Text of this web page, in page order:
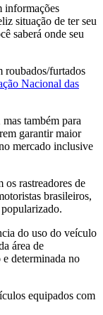
informações
situação de ter seu
saberá onde seu
roubados/furtados
Nacional das
também para
garantir maior
mercado inclusive
os rastreadores de
brasileiros,
do uso do veículo
área de
determinada no
equipados com